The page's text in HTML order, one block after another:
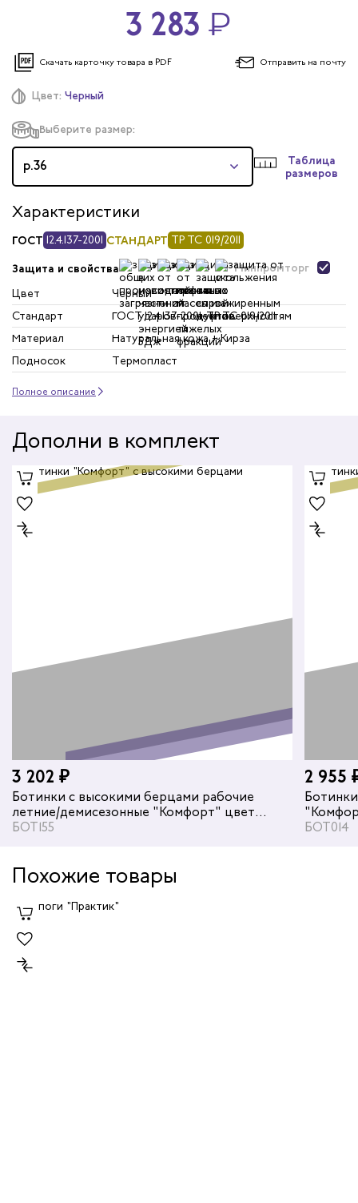
Цвет: Черный
Выберите размер:
р.36
Таблица
размеров
Характеристики
ГОСТ 12.4.137-2001 СТАНДАРТ ТР ТС 019/2011
Защита и свойства Минпромторг
Цвет
Черный
Стандарт
ГОСТ 12.4.137-2001; ТР ТС 019/2011
Материал
Натуральная кожа + Кирза
Подносок
Термопласт
Полное описание
3 283 ₽
Скачать карточку товара в PDF Отправить на почту
Дополни в комплект
3 202 ₽
Ботинки с высокими берцами рабочие
летние/демисезонные "Комфорт" цвет
черный
БОТ155
2 955
БОТ014
Похожие товары